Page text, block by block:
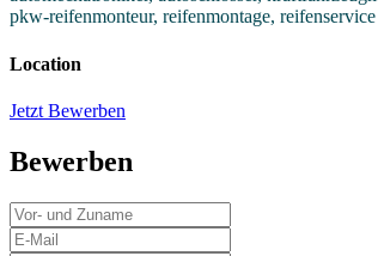
pkw-reifenmonteur, reifenmontage, reifenservice
Location
Jetzt Bewerben
Bewerben